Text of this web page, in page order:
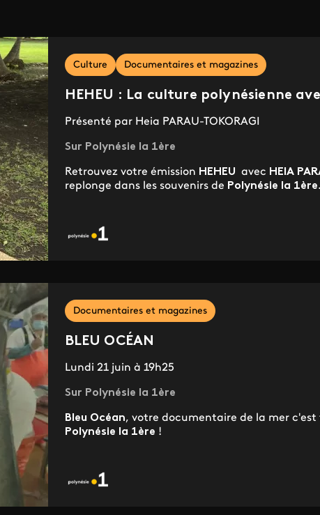
Culture Documentaires et magazines
HEHEU : La culture polynésienne
Présenté par Heia PARAU-TOKORAGI
Sur Polynésie la 1ère
Retrouvez votre émission HEHEU avec HEIA
replonge dans les souvenirs de Polynésie la 1ère.
Documentaires et magazines
BLEU OCÉAN
Lundi 21 juin à 19h25
Sur Polynésie la 1ère
Bleu Océan, votre documentaire de la mer c'est
Polynésie la 1ère !